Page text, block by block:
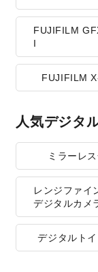
FUJIFILM
I
FUJIFILM
人気デジタ
ミラーレ
レンジファイ
デジタルカメ
デジタルト